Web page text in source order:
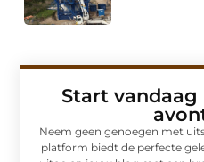
Start
Neem geen genoegen met
platform biedt de perfecte